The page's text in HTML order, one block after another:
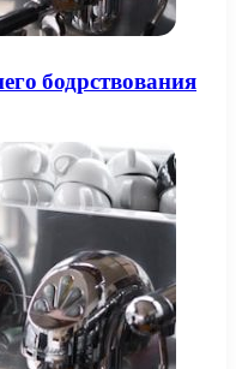
бодрствования